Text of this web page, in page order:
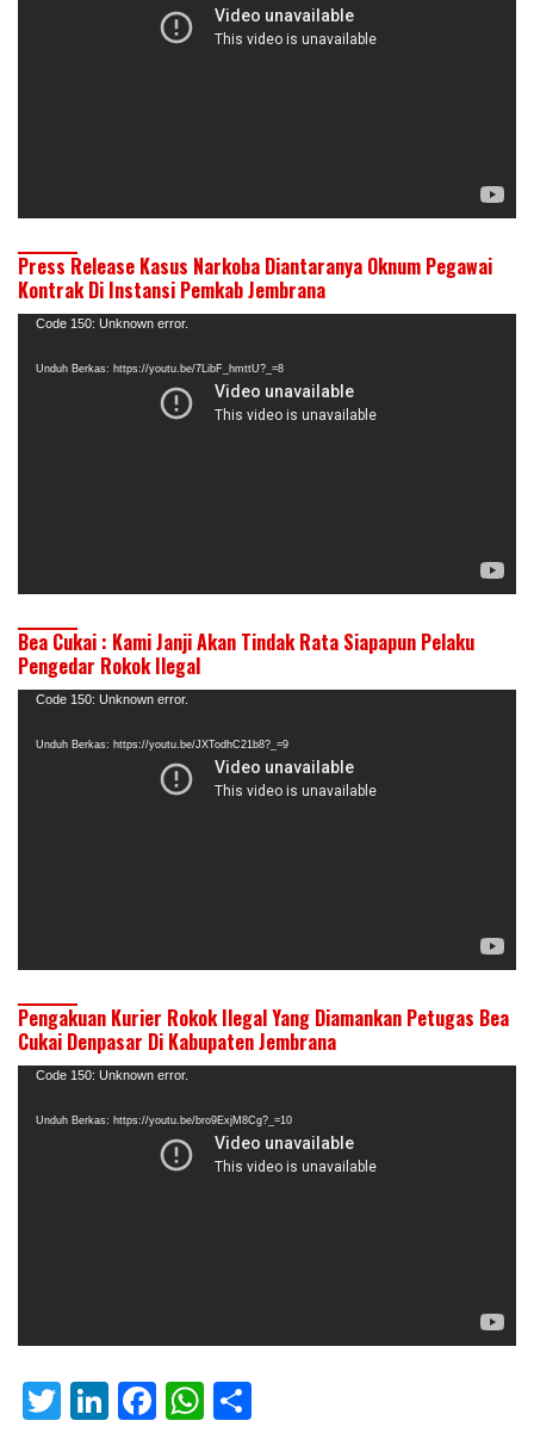
Press Release Kasus Narkoba Diantaranya Oknum Pegawai
Kontrak Di Instansi Pemkab Jembrana
Pemutar
Code 150: Unknown error.
Unduh Berkas: https://youtu.be/7LibF_hmttU?_=8
Bea Cukai : Kami Janji Akan Tindak Rata Siapapun Pelaku
Pengedar Rokok Ilegal
Pemutar
Code 150: Unknown error.
Unduh Berkas: https://youtu.be/JXTodhC21b8?_=9
Pengakuan Kurier Rokok Ilegal Yang Diamankan Petugas Bea
Cukai Denpasar Di Kabupaten Jembrana
Pemutar
Code 150: Unknown error.
Unduh Berkas: https://youtu.be/bro9ExjM8Cg?_=10
T Li F W